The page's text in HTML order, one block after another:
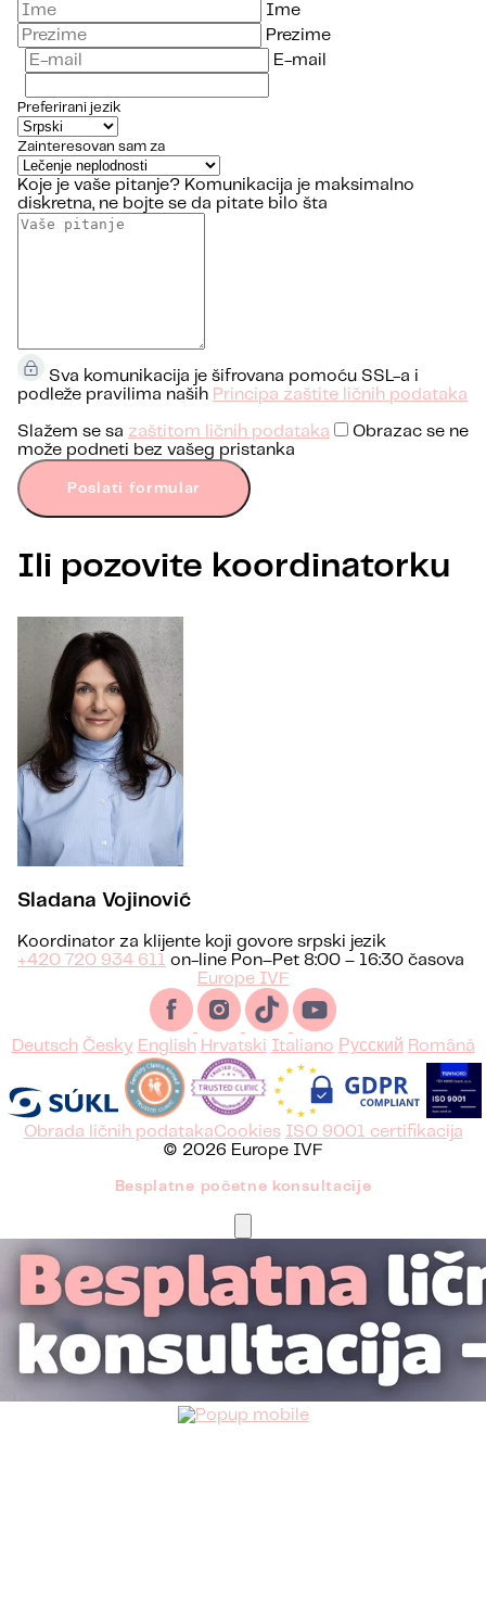
Ime
Prezime
E-mail
Preferirani jezik
Zainteresovan sam za
Koje je vaše pitanje? Komunikacija je maksimalno
diskretna, ne bojte se da pitate bilo šta
Sva komunikacija je šifrovana pomoću SSL-a i
podleže pravilima naših Principa zaštite ličnih podataka
Slažem se sa zaštitom ličnih podataka
Obrazac se ne
može podneti bez vašeg pristanka
Poslati formular
Ili pozovite koordinatorku
Sladana Vojinović
Koordinator za klijente koji govore srpski jezik
+420 720 934 611 on-line Pon–Pet 8:00 – 16:30 časova
Europe IVF
Deutsch Česky English Hrvatski Italiano Русский Română
Obrada ličnih podatakaCookies ISO 9001 certifikacija
© 2026 Europe IVF
Besplatne početne konsultacije